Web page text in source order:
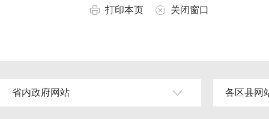
打印本页 关闭窗口
省内政府网站 各区县网